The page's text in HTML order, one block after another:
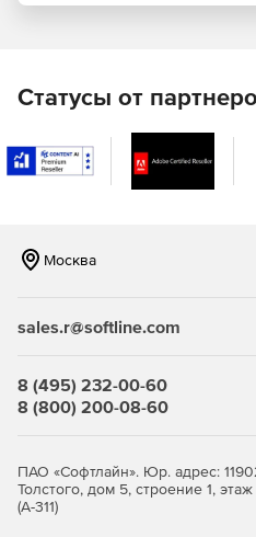
для получения
батиметрическая съемка
контактные методы,
которых является
Статусы от
Москва
sales.r@softline.com
8 (495) 232-00-60
8 (800) 200-08-60
ПАО «Софтлайн». Юр. адрес:
Толстого, дом 5, строение 1,
(А-311)